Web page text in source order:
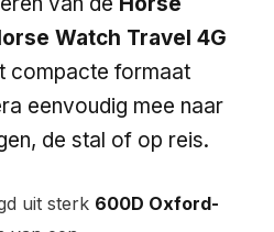
Watch Travel 4G
compacte formaat
eenvoudig mee naar
de stal of op reis.
uit sterk 600D Oxford-